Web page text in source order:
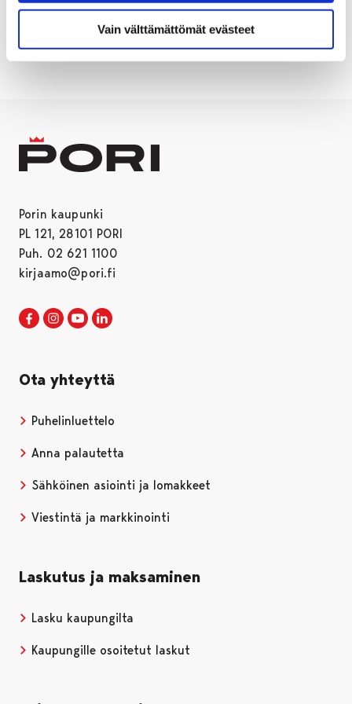
Vain välttämättömät evästeet
MARKKINOINTI YYTERI
Porin kaupunki
PL 121, 28101 PORI
Puh. 02 621 1100
kirjaamo@pori.fi
Porin kaupunki Facebookissa
Avautuu uudessa välilehdessä
Porin kaupunki Instagramissa
Avautuu uudessa välilehdessä
Porin kaupunki Youtubessa
Avautuu uudessa välilehdessä
Ota yhteyttä
Puhelinluettelo
Anna palautetta
Sähköinen asiointi ja lomakkeet
Viestintä ja markkinointi
Laskutus ja maksaminen
Lasku kaupungilta
Kaupungille osoitetut laskut